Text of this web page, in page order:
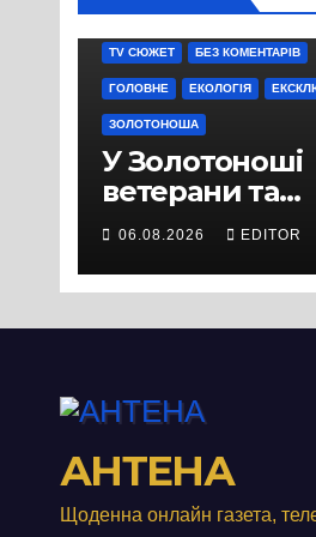
TV СЮЖЕТ БЕЗ КОМЕНТАРІВ
ГОЛОВНЕ ЕКОЛОГІЯ
ЗОЛОТОНОША
У Золотоноші
ветерани та
місцеві жителі
вийшли на
протест до
виробництвом
м’яса птиці
06.08.2026 EDITOR
АНТЕНА
Щоденна онлайн газета,